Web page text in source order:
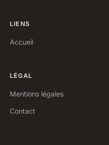
LIENS
Accueil
LÉGAL
Mentions légales
Contact